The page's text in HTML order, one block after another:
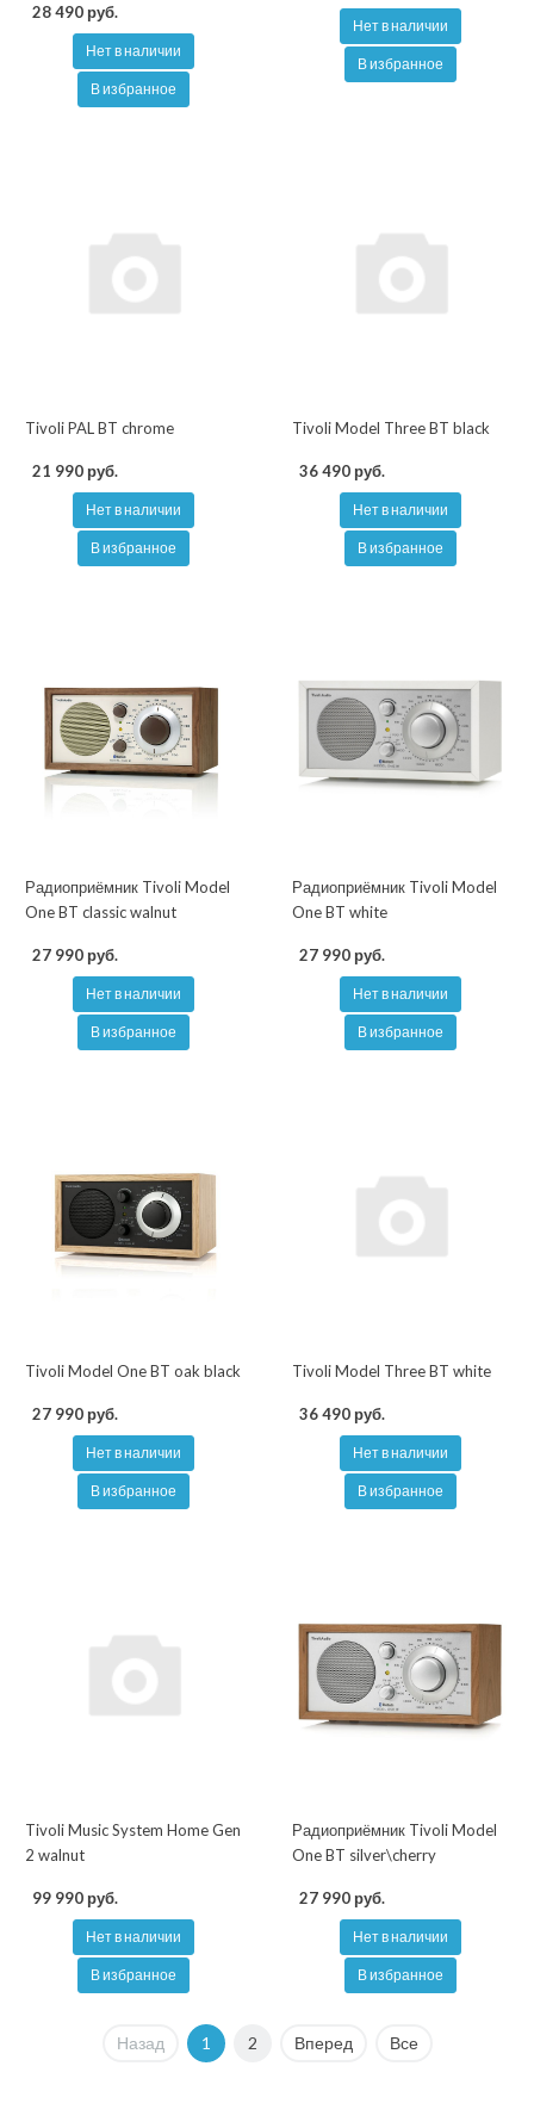
28 490 руб.
Нет в наличии
В избранное
Нет в наличии
В избранное
Tivoli PAL BT chrome
21 990 руб.
Нет в наличии
В избранное
Tivoli Model Three BT black
36 490 руб.
Нет в наличии
В избранное
Радиоприёмник Tivoli Model
One BT classic walnut
27 990 руб.
Нет в наличии
В избранное
Радиоприёмник Tivoli Model
One BT white
27 990 руб.
Нет в наличии
В избранное
Tivoli Model One BT oak black
27 990 руб.
Нет в наличии
В избранное
Tivoli Model Three BT white
36 490 руб.
Нет в наличии
В избранное
Tivoli Music System Home Gen
2 walnut
99 990 руб.
Нет в наличии
В избранное
Радиоприёмник Tivoli Model
One BT silver\cherry
27 990 руб.
Нет в наличии
В избранное
Назад 1 2 Вперед Все